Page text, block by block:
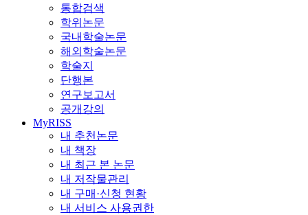
통합검색
학위논문
국내학술논문
해외학술논문
학술지
단행본
연구보고서
공개강의
MyRISS
내 추천논문
내 책장
내 최근 본 논문
내 저작물관리
내 구매·신청 현황
내 서비스 사용권한